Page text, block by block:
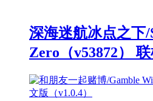
深海迷航冰点之下/
Zero（v53872）